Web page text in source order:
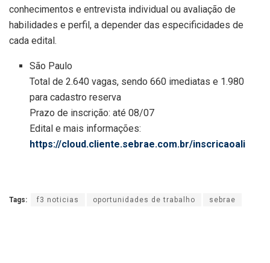
conhecimentos e entrevista individual ou avaliação de
habilidades e perfil, a depender das especificidades de
cada edital.
São Paulo
Total de 2.640 vagas, sendo 660 imediatas e 1.980
para cadastro reserva
Prazo de inscrição: até 08/07
Edital e mais informações:
https://cloud.cliente.sebrae.com.br/inscricaoali
Tags: f3 noticias oportunidades de trabalho sebrae